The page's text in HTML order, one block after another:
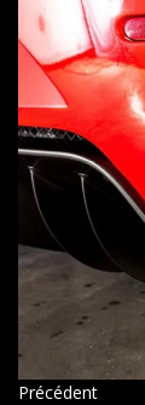
Précédent